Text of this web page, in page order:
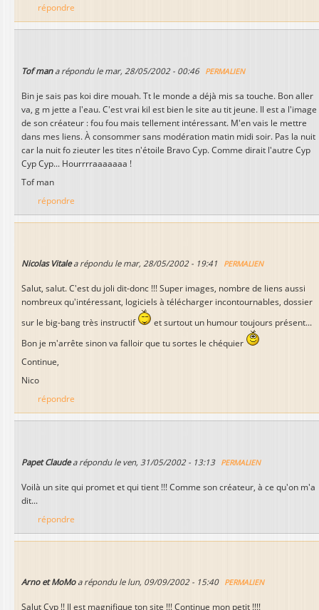
répondre
Tof mana répondu le mar, 28/05/2002 - 00:46 PERMALIEN
Bin je sais pas koi dire mouah. Tt le monde a déjà mis sa touche. Bon aller
va, g m jette a l'eau. C'est vrai kil est bien le site au tit jeune. Il est a l'image
de son créateur : fou fou mais tellement intéressant. M'en vais le mettre
dans mes liens. À consommer sans modération matin midi soir. Pas la nuit
car la nuit fo zieuter les tites n'étoile Bravo Cyp. Comme dirait l'autre Cyp
Cyp Cyp... Hourrrraaaaaaa !
Tof man
répondre
Nicolas Vitalea répondu le mar, 28/05/2002 - 19:41 PERMALIEN
Salut, salut. C'est du joli dit-donc !!! Super images, nombre de liens aussi
nombreux qu'intéressant, logiciels à télécharger incontournables, dossier
sur le big-bang très instructif
et surtout un humour toujours présent...
Bon je m'arrête sinon va falloir que tu sortes le chéquier
Continue,
Nico
répondre
Papet Claudea répondu le ven, 31/05/2002 - 13:13 PERMALIEN
Voilà un site qui promet et qui tient !!! Comme son créateur, à ce qu'on m'a
dit...
répondre
Arno et MoMoa répondu le lun, 09/09/2002 - 15:40 PERMALIEN
Salut Cyp !! Il est magnifique ton site !!! Continue mon petit !!!!